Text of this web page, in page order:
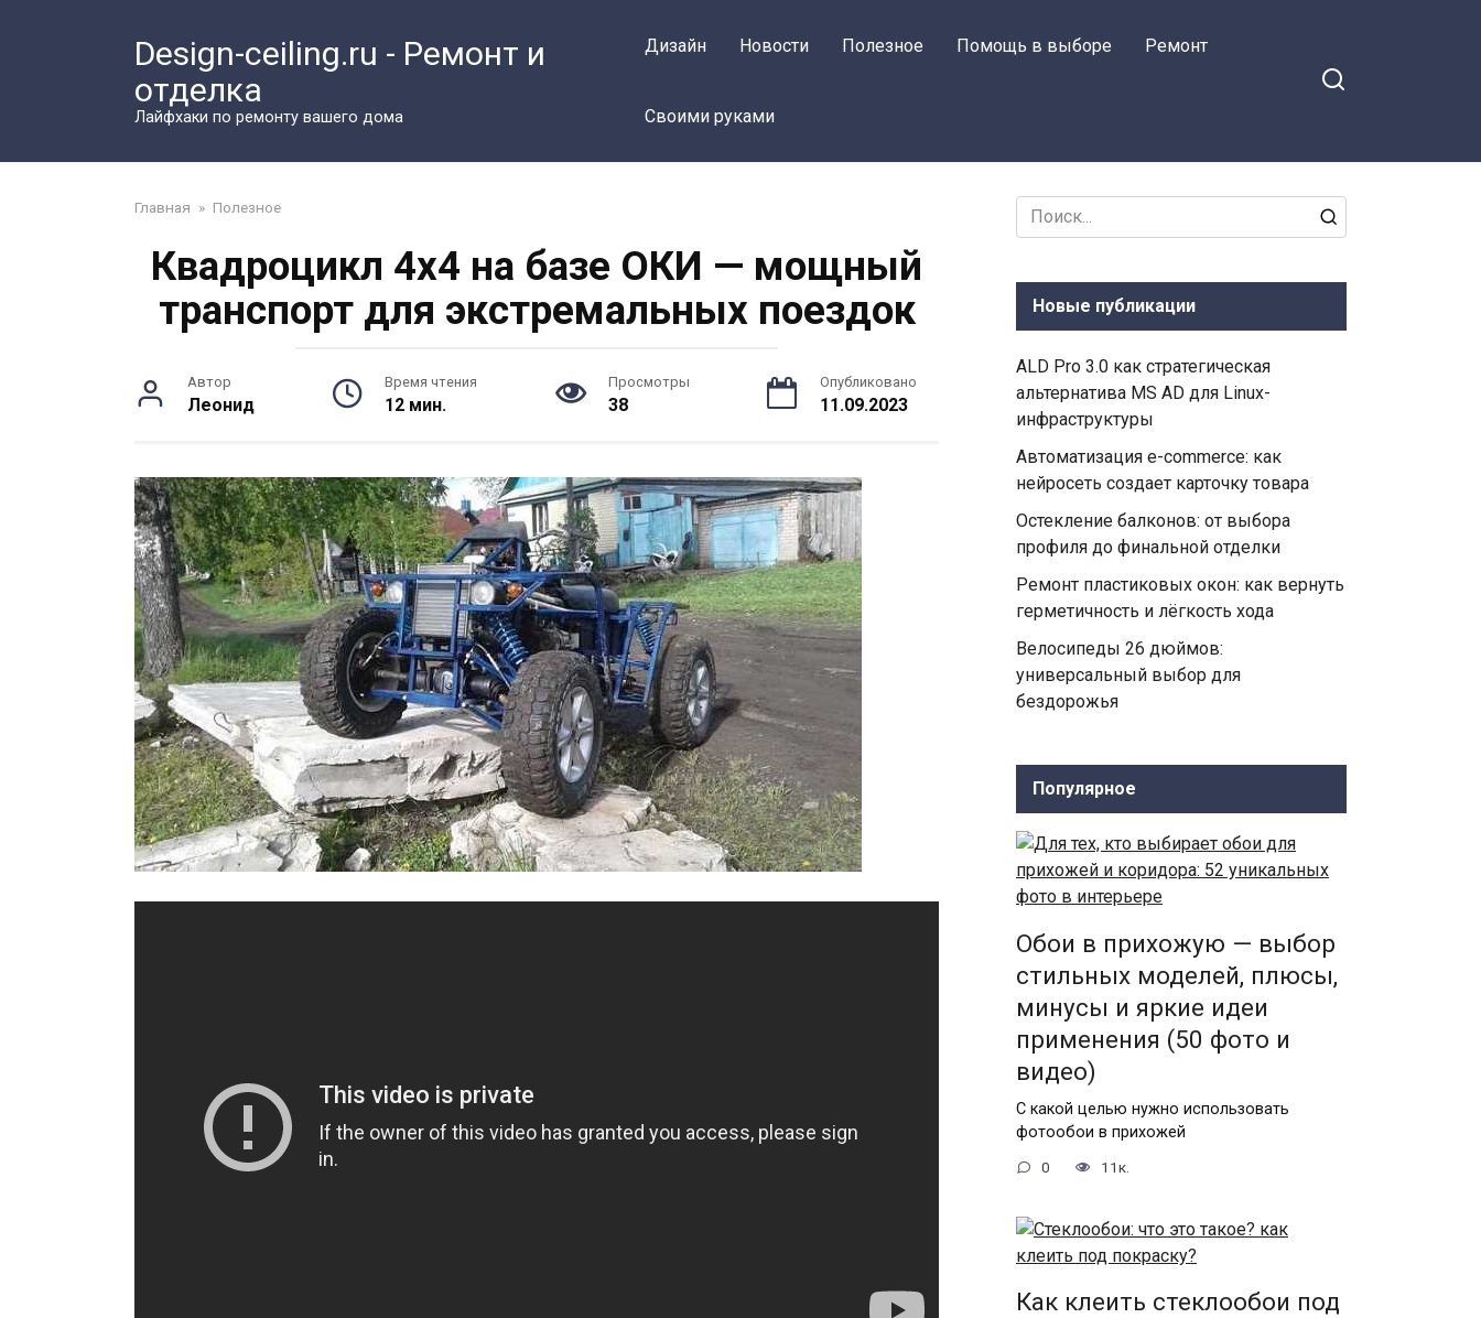
Design-ceiling.ru - Ремонт и
отделка
Лайфхаки по ремонту вашего дома
Дизайн Новости Полезное Помощь в выборе Ремонт
Своими руками
Главная » Полезное
Квадроцикл 4х4 на базе ОКИ — мощный
транспорт для экстремальных поездок
Автор
Леонид
Время чтения
12 мин.
Просмотры
38
Опубликовано
11.09.2023
Search
for:
Новые публикации
ALD Pro 3.0 как стратегическая
альтернатива MS AD для Linux-
инфраструктуры
Автоматизация e-commerce: как
нейросеть создает карточку товара
Остекление балконов: от выбора
профиля до финальной отделки
Ремонт пластиковых окон: как вернуть
герметичность и лёгкость хода
Велосипеды 26 дюймов:
универсальный выбор для
бездорожья
Популярное
Обои в прихожую — выбор
стильных моделей, плюсы,
минусы и яркие идеи
применения (50 фото и
видео)
С какой целью нужно использовать
фотообои в прихожей
0 11к.
Как клеить стеклообои под